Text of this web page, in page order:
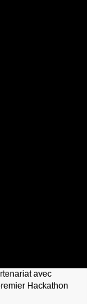
avec
Hackathon